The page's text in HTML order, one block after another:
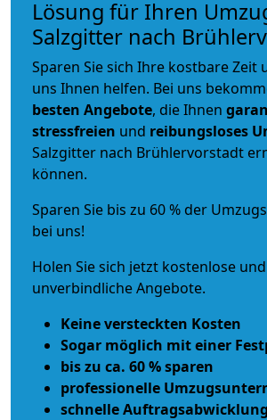
Lösung für Ihren
Salzgitter nach
Sparen Sie sich Ihre kostbare Zeit
uns Ihnen helfen. Bei uns
besten Angebote, die Ihnen
stressfreien und reibungsloses
Salzgitter nach Brühlervorstadt
können.
Sparen Sie bis zu 60 % der
bei uns!
Holen Sie sich jetzt kostenlose und
unverbindliche Angebote.
Keine versteckten Kosten
Sogar möglich mit einer
bis zu ca. 60 % sparen
professionelle
schnelle Auftragsabwicklung